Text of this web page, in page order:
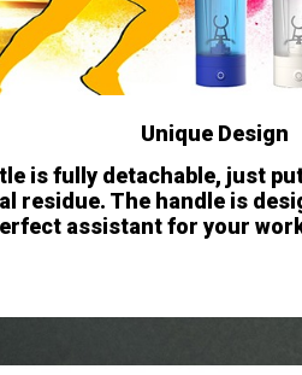
Unique Design
is fully detachable, just
residue. The handle is
assistant for your